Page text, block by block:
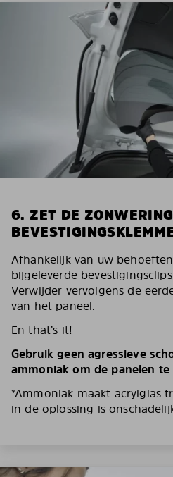
6. ZET DE
Afhankelijk van uw
bijgeleverde
Verwijder vervolgens de
van het paneel.
En that’s it!
Gebruik geen agressieve
ammoniak om de panelen te
*Ammoniak maakt acrylglas
in de oplossing is